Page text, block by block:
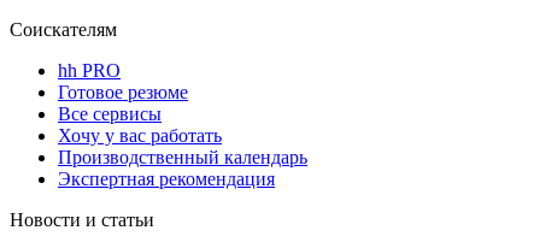
Соискателям
hh PRO
Готовое резюме
Все сервисы
Хочу у вас работать
Производственный календарь
Экспертная рекомендация
Новости и статьи